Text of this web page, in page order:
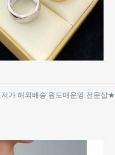
가 해외배송 원도매운영 전문샵★